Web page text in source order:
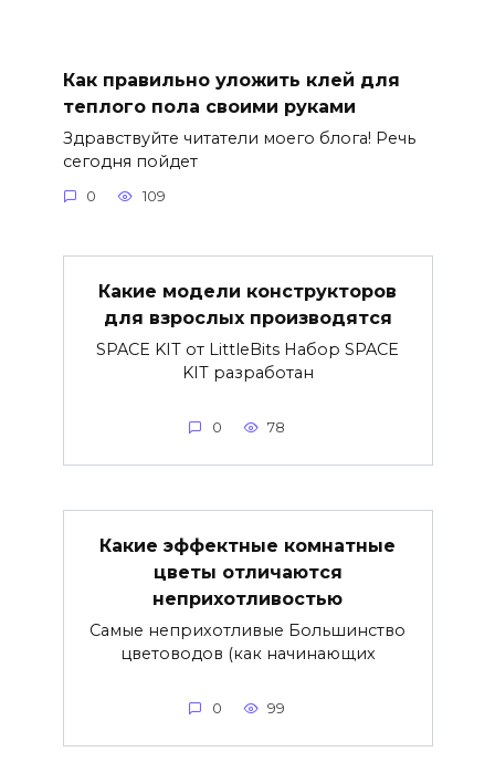
Как правильно уложить клей для
теплого пола своими руками
Здравствуйте читатели моего блога! Речь
сегодня пойдет
0 109
Какие модели конструкторов
для взрослых производятся
SPACE KIT от LittleBits Набор SPACE
KIT разработан
0 78
Какие эффектные комнатные
цветы отличаются
неприхотливостью
Самые неприхотливые Большинство
цветоводов (как начинающих
0 99